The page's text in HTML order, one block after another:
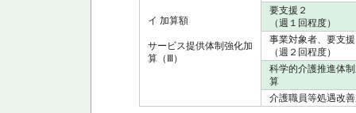
イ 加算額
サービス提供体制強化加
算（Ⅲ）
要支援２
（週１回程度）
事業対象者、要支
（週２回程度）
科学的介護推進体
算
介護職員等処遇改